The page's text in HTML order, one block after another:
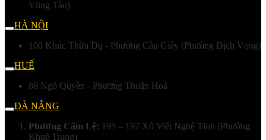
Vũng Tàu)
HÀ NỘI
100 Khúc Thừa Dụ - Phường Cầu Giấy (Phường Dịch Vọng)
HUẾ
88 Ngô Quyền - Phường Thuận Hoá
ĐÀ NẴNG
Phường Cẩm Lệ: 195 – 197 Xô Viết Nghệ Tĩnh (Phường
Khuê Trung)